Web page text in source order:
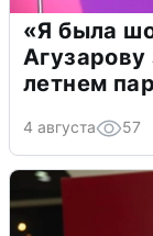
«Я была
летнем
4 августа 57